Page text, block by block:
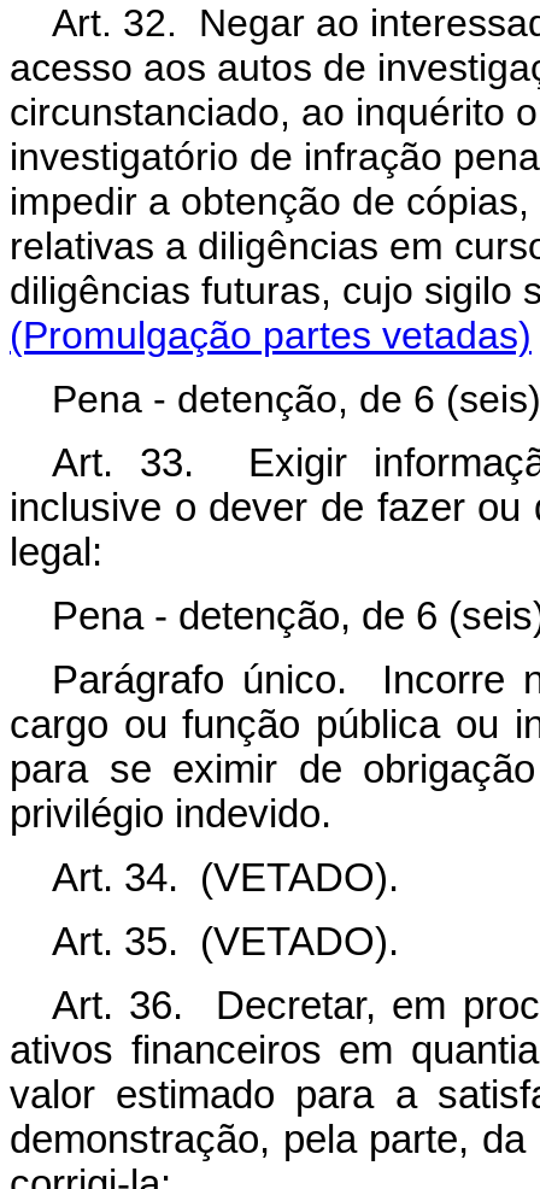
Art. 32. Negar ao
acesso aos autos de
circunstanciado, ao inquérito
investigatório de infração
impedir a obtenção de
relativas a diligências em
diligências futuras, cujo
(Promulgação partes vetadas)
Pena - detenção, de 6
Art. 33. Exigir
inclusive o dever de fazer
legal:
Pena - detenção, de 6
Parágrafo único. Incorre
cargo ou função pública ou
para se eximir de
privilégio indevido.
Art. 34. (VETADO).
Art. 35. (VETADO).
Art. 36. Decretar, em
ativos financeiros em
valor estimado para a
demonstração, pela parte,